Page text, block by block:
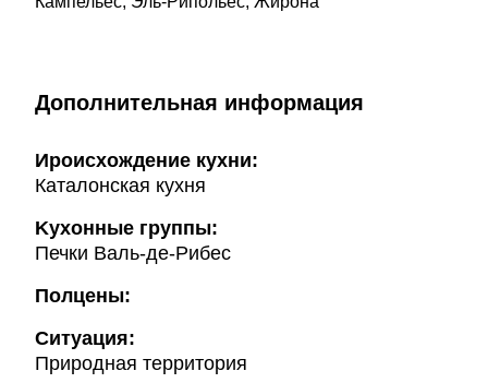
Дополнительная информация
Ироисхождение кухни:
Каталонская кухня
Kухонные группы:
Печки Валь-де-Рибес
Полцены:
Ситуация:
Природная территория